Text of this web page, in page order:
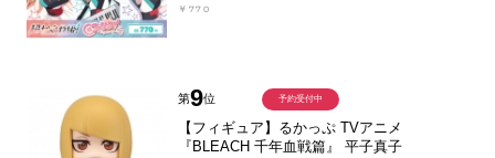
￥770
第9位
【フィギュア】るかっぷ TVアニメ
『BLEACH 千年血戦篇』 平子真子
予約受付中